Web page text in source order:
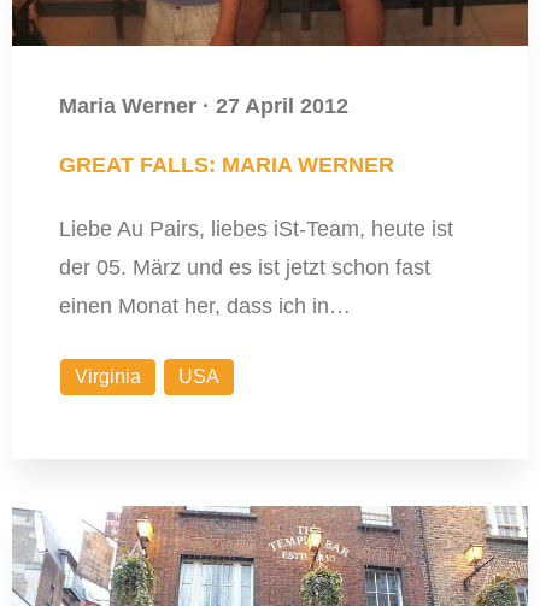
Maria Werner · 27 April 2012
GREAT FALLS: MARIA WERNER
Liebe Au Pairs, liebes iSt-Team, heute ist
der 05. März und es ist jetzt schon fast
einen Monat her, dass ich in…
Virginia USA